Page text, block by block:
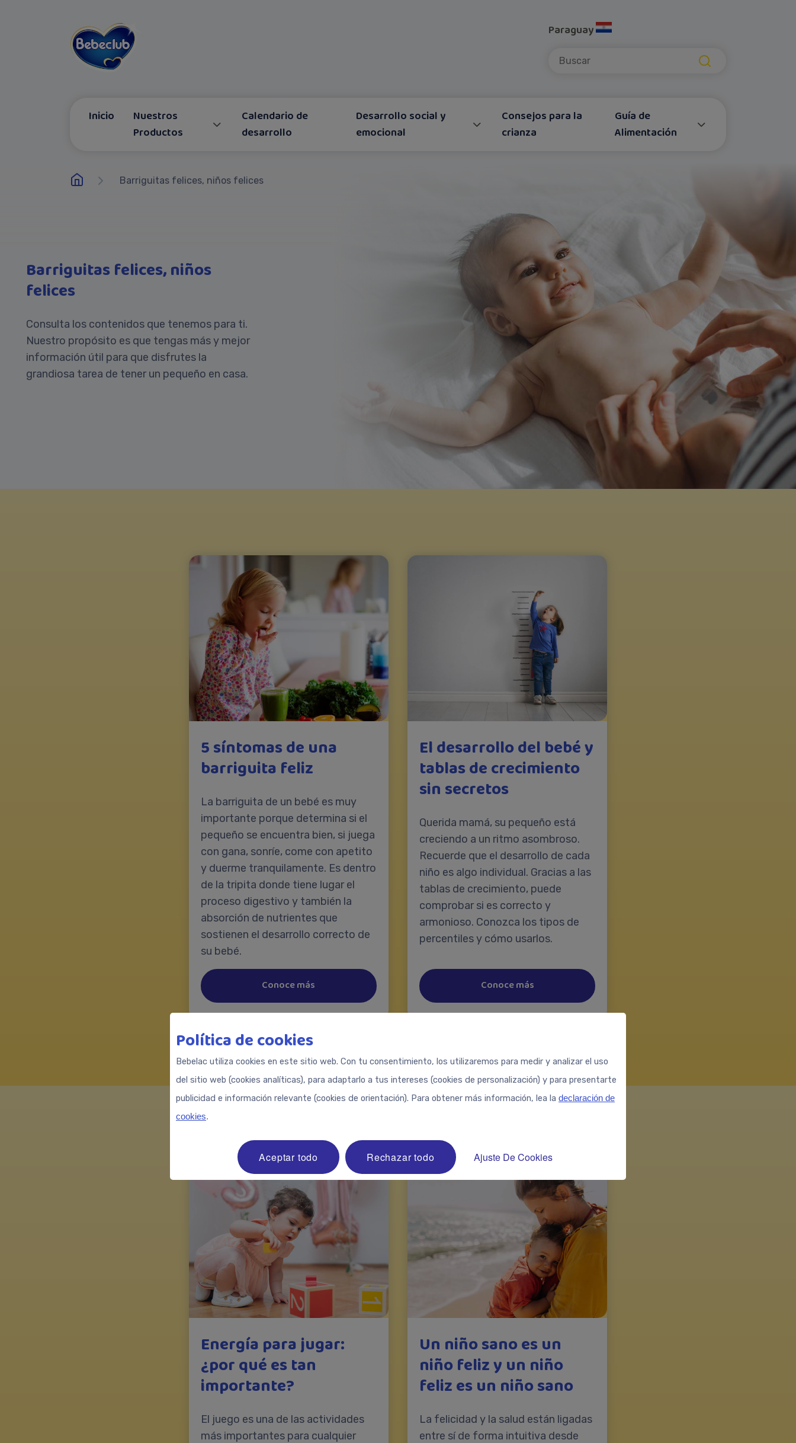
Paraguay
Inicio
Nuestros
Productos
Calendario de
desarrollo
Desarrollo social y
emocional
Consejos para la
crianza
Guía de
Alimentación
Barriguitas felices, niños felices
Barriguitas felices, niños
felices
Consulta los contenidos que tenemos para ti.
Nuestro propósito es que tengas más y mejor
información útil para que disfrutes la
grandiosa tarea de tener un pequeño en casa.
5 síntomas de una
barriguita feliz
La barriguita de un bebé es muy
importante porque determina si el
pequeño se encuentra bien, si juega
con gana, sonríe, come con apetito
y duerme tranquilamente. Es dentro
de la tripita donde tiene lugar el
proceso digestivo y también la
absorción de nutrientes que
sostienen el desarrollo correcto de
su bebé.
Conoce más
El desarrollo del bebé y
tablas de crecimiento
sin secretos
Querida mamá, su pequeño está
creciendo a un ritmo asombroso.
Recuerde que el desarrollo de cada
niño es algo individual. Gracias a las
tablas de crecimiento, puede
comprobar si es correcto y
armonioso. Conozca los tipos de
percentiles y cómo usarlos.
Conoce más
Energía para jugar:
¿por qué es tan
importante?
El juego es una de las actividades
más importantes para cualquier
Un niño sano es un
niño feliz y un niño
feliz es un niño sano
La felicidad y la salud están ligadas
entre sí de forma intuitiva desde
Política de cookies
Bebelac utiliza cookies en este sitio web. Con tu consentimiento, los utilizaremos para medir y analizar el uso
del sitio web (cookies analíticas), para adaptarlo a tus intereses (cookies de personalización) y para presentarte
publicidad e información relevante (cookies de orientación). Para obtener más información, lea la declaración de
cookies.
Aceptar todo Rechazar todo Ajuste De Cookies